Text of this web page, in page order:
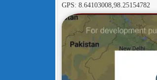
GPS: 8.64103008,98.25154782